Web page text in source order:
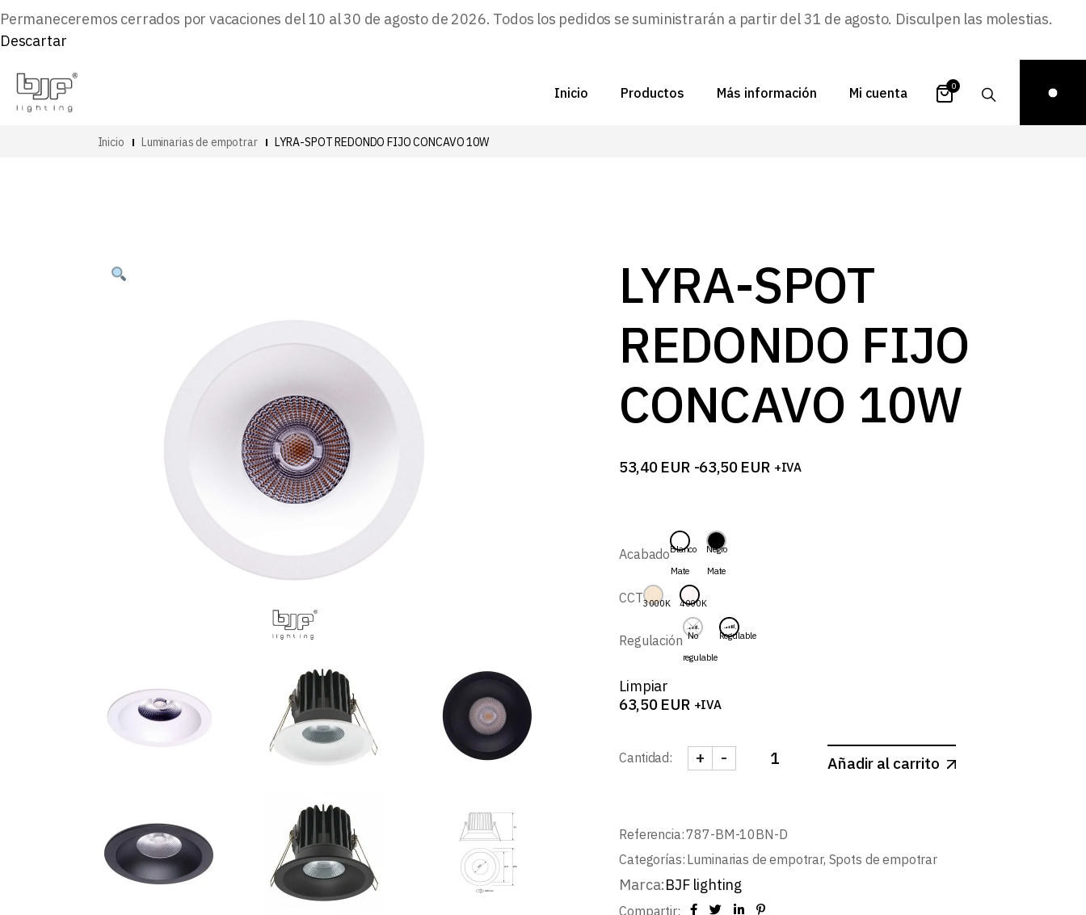
Permaneceremos cerrados por vacaciones del 10 al 30 de agosto de 2026. Todos los pedidos se suministrarán a partir del 31 de agosto. Disculpen las molestias.
Descartar
Inicio Productos Más información
FAQs
Proyectos
Zona de inspiración
Blog
Mi cuenta
contraseña
0
Inicio Luminarias de empotrar LYRA-SPOT REDONDO FIJO CONCAVO 10W
LYRA-SPOT
REDONDO FIJO
CONCAVO 10W
53,40 EUR -63,50 EUR
Rango
53,40 EUR
hasta
63,50 EUR
+IVA
AcabadoBlanco
Mate
Negro
Mate
CCT3000K 4000K
Regulación No
regulable
Regulable
Limpiar
63,50 EUR +IVA
Cantidad: LYRA-SPOT REDONDO FIJO CONCAVO 10W cantidad
-
+ Añadir al carrito
Referencia:787-BM-10BN-D
Categorías: Luminarias de empotrar, Spots de empotrar
Marca:BJF lighting
Compartir: